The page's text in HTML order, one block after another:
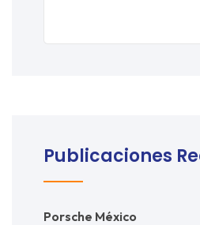
Publicaciones
Porsche México